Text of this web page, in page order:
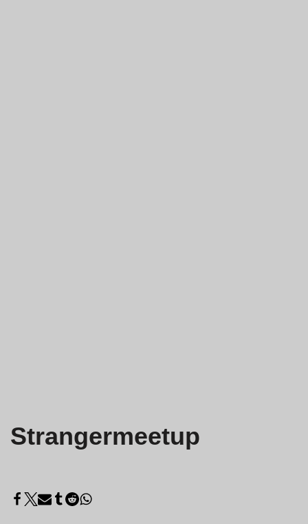
Strangermeetup